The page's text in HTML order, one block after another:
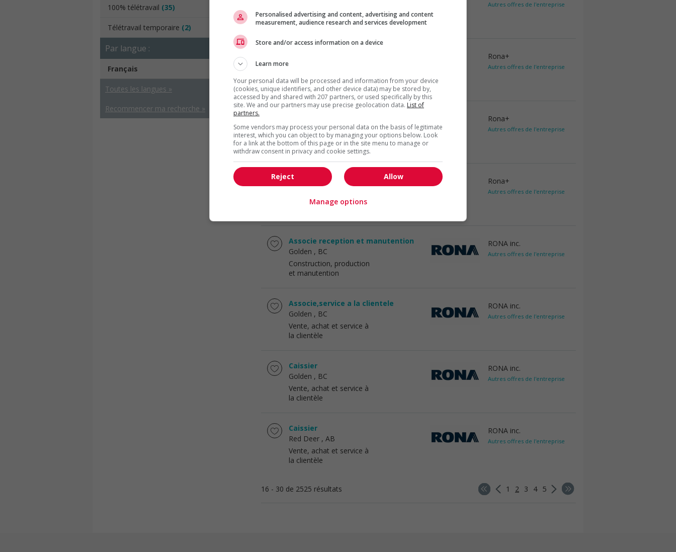
100% télétravail (35)
Télétravail temporaire (2)
Par langue :
Français
Toutes les langues »
Recommencer ma recherche »
Vente, achat et service à
la clientèle
Autres offres de l'entreprise
Vente, achat et service à
la clientèle
Rona+
Autres offres de l'entreprise
Rocky View County, AB
Vente, achat et service à
la clientèle
Rona+
Autres offres de l'entreprise
Gerant de departement
Rocky View County, AB
Vente, achat et service à
Rona+
Autres offres de l'entreprise
Associe reception et manutention
Golden , BC
Construction, production
et manutention
RONA inc.
Autres offres de l'entreprise
Associe,service a la clientele
Golden , BC
Vente, achat et service à
la clientèle
RONA inc.
Autres offres de l'entreprise
Caissier
Golden , BC
Vente, achat et service à
la clientèle
RONA inc.
Autres offres de l'entreprise
Caissier
Red Deer , AB
Vente, achat et service à
la clientèle
RONA inc.
Autres offres de l'entreprise
16 - 30 de 2525 résultats 1 2 3 4 5
Personalised advertising and content, advertising and content
measurement, audience research and services development
Store and/or access information on a device
Learn more
Your personal data will be processed and information from your device
(cookies, unique identifiers, and other device data) may be stored by,
accessed by and shared with 207 partners, or used specifically by this
site. We and our partners may use precise geolocation data. List of
partners.
Some vendors may process your personal data on the basis of legitimate
interest, which you can object to by managing your options below. Look
for a link at the bottom of this page or in the site menu to manage or
withdraw consent in privacy and cookie settings.
Allow
Reject
Manage options